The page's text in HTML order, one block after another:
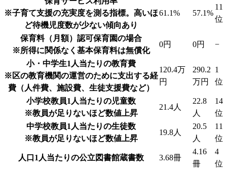
※子育て支援の充実度を測る指標。高いほ
ど待機児度数が少ない傾向あり
61.1% 57.1%
11
位
保育料（月額） 認可保育園の場合
※所得に関係なく基本保育料は無償化
0円 0円 −
小・中学生1人当たりの教育費
※区の教育機関の運営のために支出する経
費（人件費、施設費、生徒支援費など）
120.4万
円
290.2
万円
1
位
小学校教員1人当たりの児童数
※教員が足りないほど数値上昇
21.4人
22.8
人
14
位
中学校教員1人当たりの生徒数
※教員が足りないほど数値上昇
19.8人
20.5
人
11
位
人口1人当たりの公立図書館蔵書数 3.68冊
4.16
冊
4
位